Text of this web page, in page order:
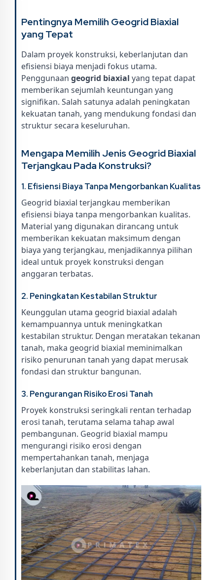
Pentingnya Memilih Geogrid Biaxial
yang Tepat
Dalam proyek konstruksi, keberlanjutan dan
efisiensi biaya menjadi fokus utama.
Penggunaan geogrid biaxial yang tepat dapat
memberikan sejumlah keuntungan yang
signifikan. Salah satunya adalah peningkatan
kekuatan tanah, yang mendukung fondasi dan
struktur secara keseluruhan.
Mengapa Memilih Jenis Geogrid Biaxial
Terjangkau Pada Konstruksi?
1. Efisiensi Biaya Tanpa Mengorbankan Kualitas
Geogrid biaxial terjangkau memberikan
efisiensi biaya tanpa mengorbankan kualitas.
Material yang digunakan dirancang untuk
memberikan kekuatan maksimum dengan
biaya yang terjangkau, menjadikannya pilihan
ideal untuk proyek konstruksi dengan
anggaran terbatas.
2. Peningkatan Kestabilan Struktur
Keunggulan utama geogrid biaxial adalah
kemampuannya untuk meningkatkan
kestabilan struktur. Dengan meratakan tekanan
tanah, maka geogrid biaxial meminimalkan
risiko penurunan tanah yang dapat merusak
fondasi dan struktur bangunan.
3. Pengurangan Risiko Erosi Tanah
Proyek konstruksi seringkali rentan terhadap
erosi tanah, terutama selama tahap awal
pembangunan. Geogrid biaxial mampu
mengurangi risiko erosi dengan
mempertahankan tanah, menjaga
keberlanjutan dan stabilitas lahan.